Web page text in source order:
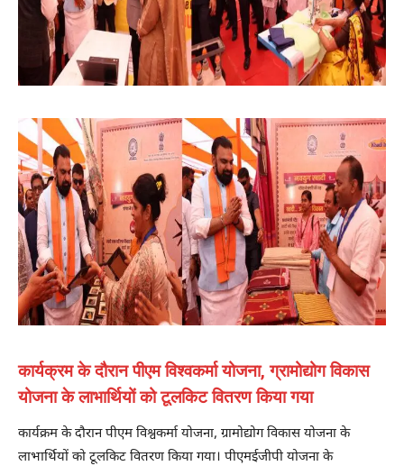
कार्यक्रम के दौरान पीएम विश्वकर्मा योजना, ग्रामोद्योग विकास
योजना के लाभार्थियों को टूलकिट वितरण किया गया
कार्यक्रम के दौरान पीएम विश्वकर्मा योजना, ग्रामोद्योग विकास योजना के
लाभार्थियों को टूलकिट वितरण किया गया। पीएमईजीपी योजना के